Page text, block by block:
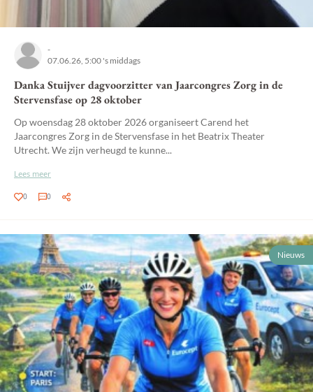
-
07.06.26, 5:00 's middags
Danka Stuijver dagvoorzitter van Jaarcongres Zorg in de
Stervensfase op 28 oktober
Op woensdag 28 oktober 2026 organiseert Carend het
Jaarcongres Zorg in de Stervensfase in het Beatrix Theater
Utrecht. We zijn verheugd te kunne...
Lees meer
0 0
Nieuws